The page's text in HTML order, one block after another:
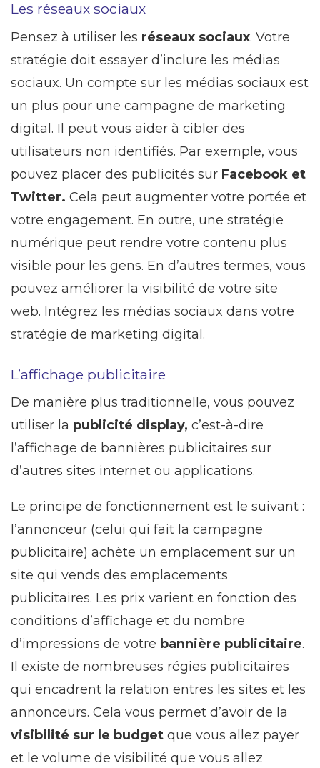
Les réseaux sociaux
Pensez à utiliser les réseaux sociaux. Votre
stratégie doit essayer d’inclure les médias
sociaux. Un compte sur les médias sociaux est
un plus pour une campagne de marketing
digital. Il peut vous aider à cibler des
utilisateurs non identifiés. Par exemple, vous
pouvez placer des publicités sur Facebook et
Twitter. Cela peut augmenter votre portée et
votre engagement. En outre, une stratégie
numérique peut rendre votre contenu plus
visible pour les gens. En d’autres termes, vous
pouvez améliorer la visibilité de votre site
web. Intégrez les médias sociaux dans votre
stratégie de marketing digital.
L’affichage publicitaire
De manière plus traditionnelle, vous pouvez
utiliser la publicité display, c’est-à-dire
l’affichage de bannières publicitaires sur
d’autres sites internet ou applications.
Le principe de fonctionnement est le suivant :
l’annonceur (celui qui fait la campagne
publicitaire) achète un emplacement sur un
site qui vends des emplacements
publicitaires. Les prix varient en fonction des
conditions d’affichage et du nombre
d’impressions de votre bannière publicitaire.
Il existe de nombreuses régies publicitaires
qui encadrent la relation entres les sites et les
annonceurs. Cela vous permet d’avoir de la
visibilité sur le budget que vous allez payer
et le volume de visibilité que vous allez